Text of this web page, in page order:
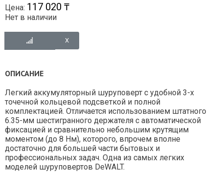
Цена: 117 020 ₸
Нет в наличии
ОПИСАНИЕ
Легкий аккумуляторный шуруповерт с удобной 3-х
точечной кольцевой подсветкой и полной
комплектацией. Отличается использованием штатного
6.35-мм шестигранного держателя с автоматической
фиксацией и сравнительно небольшим крутящим
моментом (до 8 Нм), которого, впрочем вполне
достаточно для большей части бытовых и
профессиональных задач. Одна из самых легких
моделей шуруповертов DeWALT.